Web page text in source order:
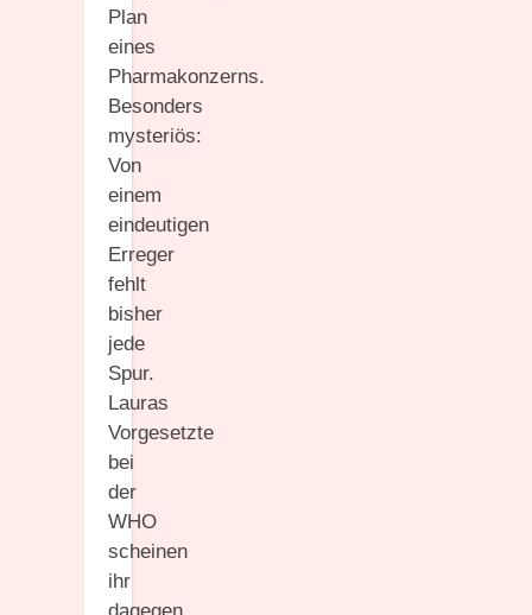
Plan
eines
Pharmakonzerns.
Besonders
mysteriös:
Von
einem
eindeutigen
Erreger
fehlt
bisher
jede
Spur.
Lauras
Vorgesetzte
bei
der
WHO
scheinen
ihr
dagegen